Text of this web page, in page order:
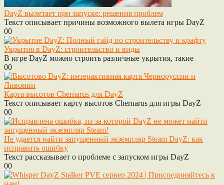
DayZ вылетает при запуске: решения проблем
Текст описывает причины возможного вылета игры DayZ
00
Укрытия в DayZ: строительство и виды
В игре DayZ можно строить различные укрытия, такие
00
Карта высотов Chernarus для DayZ
Текст описывает карту высотов Chernarus для игры DayZ
00
Не удается найти запущенный экземпляр Steam DayZ: как
исправить ошибку
Текст рассказывает о проблеме с запуском игры DayZ
00